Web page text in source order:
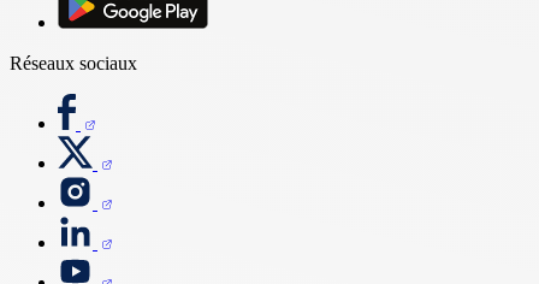
Réseaux sociaux